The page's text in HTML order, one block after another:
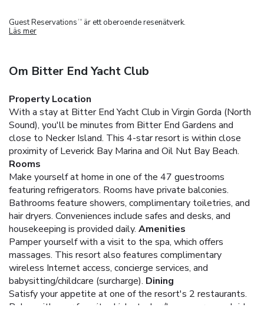
Guest Reservations TM
är ett oberoende resenätverk.
Läs mer
Om Bitter End Yacht Club
Property Location
With a stay at Bitter End Yacht Club in Virgin Gorda (North
Sound), you'll be minutes from Bitter End Gardens and
close to Necker Island. This 4-star resort is within close
proximity of Leverick Bay Marina and Oil Nut Bay Beach.
Rooms
Make yourself at home in one of the 47 guestrooms
featuring refrigerators. Rooms have private balconies.
Bathrooms feature showers, complimentary toiletries, and
hair dryers. Conveniences include safes and desks, and
housekeeping is provided daily. Amenities
Pamper yourself with a visit to the spa, which offers
massages. This resort also features complimentary
wireless Internet access, concierge services, and
babysitting/childcare (surcharge). Dining
Satisfy your appetite at one of the resort's 2 restaurants.
Relax with your favorite drink at a bar/lounge or a poolside